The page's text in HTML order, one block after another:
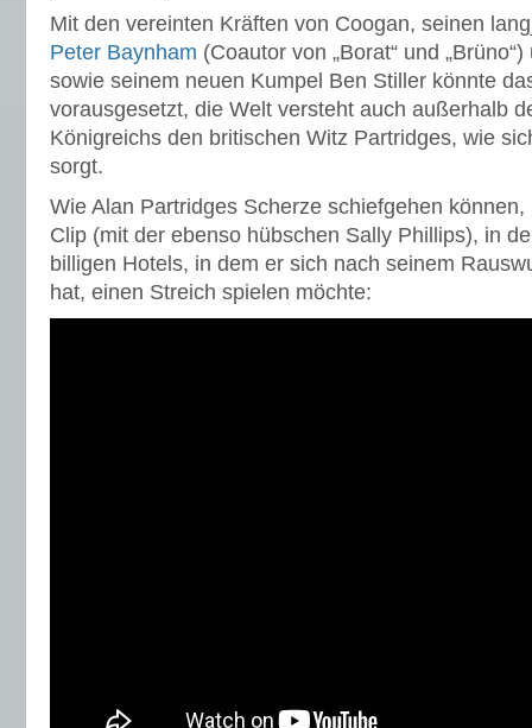
Mit den vereinten Kräften von Coogan, seinen
Peter Baynham (Coautor von „Borat“ und
sowie seinem neuen Kumpel Ben Stiller könnte
vorausgesetzt, die Welt versteht auch außerhalb
Königreichs den britischen Witz Partridges, wie
sorgt.
Wie Alan Partridges Scherze schiefgehen
Clip (mit der ebenso hübschen Sally Phillips), in
billigen Hotels, in dem er sich nach seinem
hat, einen Streich spielen möchte: